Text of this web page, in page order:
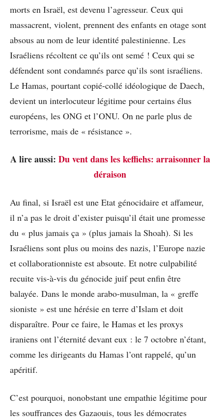
morts en Israël, est devenu l’agresseur. Ceux qui
massacrent, violent, prennent des enfants en otage sont
absous au nom de leur identité palestinienne. Les
Israéliens récoltent ce qu’ils ont semé ! Ceux qui se
défendent sont condamnés parce qu’ils sont israéliens.
Le Hamas, pourtant copié-collé idéologique de Daech,
devient un interlocuteur légitime pour certains élus
européens, les ONG et l’ONU. On ne parle plus de
terrorisme, mais de « résistance ».
A lire aussi: Du vent dans les keffiehs: arraisonner la
déraison
Au final, si Israël est une Etat génocidaire et affameur,
il n’a pas le droit d’exister puisqu’il était une promesse
du « plus jamais ça » (plus jamais la Shoah). Si les
Israéliens sont plus ou moins des nazis, l’Europe nazie
et collaborationniste est absoute. Et notre culpabilité
recuite vis-à-vis du génocide juif peut enfin être
balayée. Dans le monde arabo-musulman, la « greffe
sioniste » est une hérésie en terre d’Islam et doit
disparaître. Pour ce faire, le Hamas et les proxys
iraniens ont l’éternité devant eux : le 7 octobre n’étant,
comme les dirigeants du Hamas l’ont rappelé, qu’un
apéritif.
C’est pourquoi, nonobstant une empathie légitime pour
les souffrances des Gazaouis, tous les démocrates